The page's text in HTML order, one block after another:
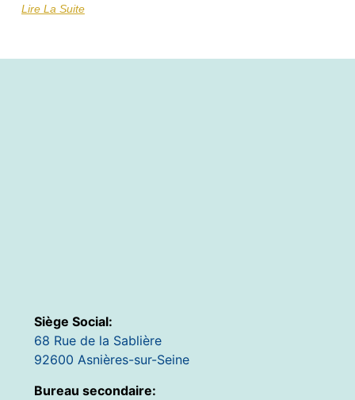
Lire La Suite
Siège Social:
68 Rue de la Sablière
92600 Asnières-sur-Seine
Bureau secondaire: